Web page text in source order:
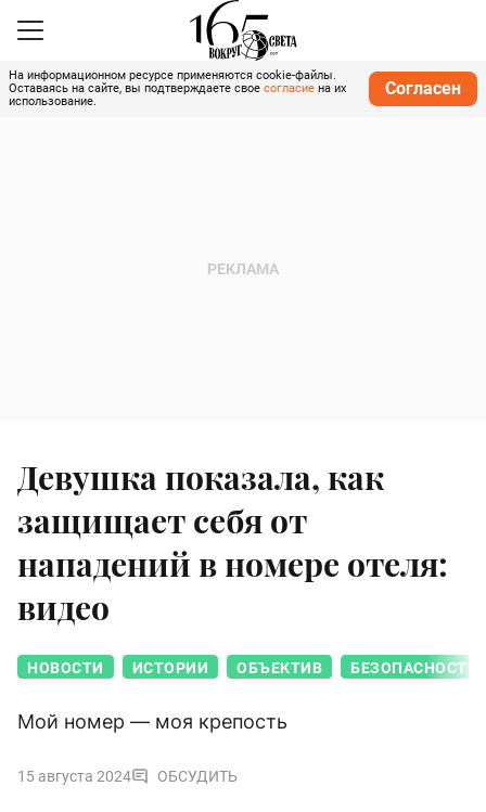
На информационном ресурсе применяются cookie-файлы.
Оставаясь на сайте, вы подтверждаете свое согласие на их
использование.
Согласен
Девушка показала, как
защищает себя от
нападений в номере отеля:
видео
НОВОСТИ ИСТОРИИ ОБЪЕКТИВ БЕЗОПАСНОСТЬ
Мой номер — моя крепость
15 августа 2024 ОБСУДИТЬ